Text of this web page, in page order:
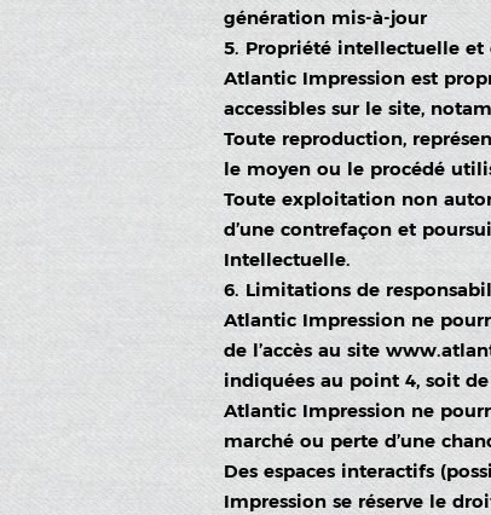
génération mis-à-jour
5. Propriété intellectuelle et
Atlantic Impression est
accessibles sur le site,
Toute reproduction,
le moyen ou le procédé
Toute exploitation non
d’une contrefaçon et
Intellectuelle.
6. Limitations de
Atlantic Impression ne
de l’accès au site
indiquées au point 4, soit
Atlantic Impression ne
marché ou perte d’une
Des espaces interactifs
Impression se réserve le